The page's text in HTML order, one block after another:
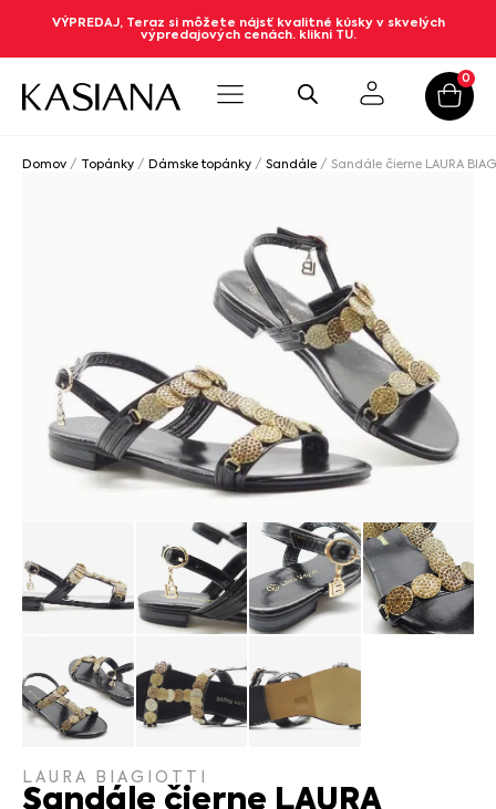
VÝPREDAJ, Teraz si môžete nájsť kvalitné kúsky v skvelých
výpredajových cenách. klikni TU.
0
Domov / Topánky / Dámske topánky / Sandále / Sandále čierne LAURA
LAURA BIAGIOTTI